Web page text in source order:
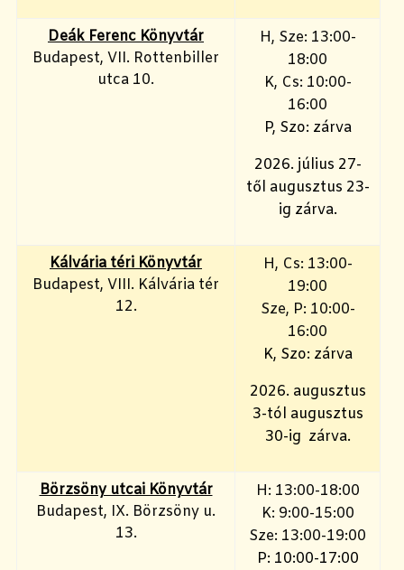
Deák Ferenc Könyvtár
Budapest, VII. Rottenbiller
utca 10.
H, Sze: 13:00-
18:00
K, Cs: 10:00-
16:00
P, Szo: zárva
2026. július 27-
től augusztus 23-
ig zárva.
Kálvária téri Könyvtár
Budapest, VIII. Kálvária tér
12.
H, Cs: 13:00-
19:00
Sze, P: 10:00-
16:00
K, Szo: zárva
2026. augusztus
3-tól augusztus
30-ig zárva.
Börzsöny utcai Könyvtár
Budapest, IX. Börzsöny u.
13.
H: 13:00-18:00
K: 9:00-15:00
Sze: 13:00-19:00
P: 10:00-17:00